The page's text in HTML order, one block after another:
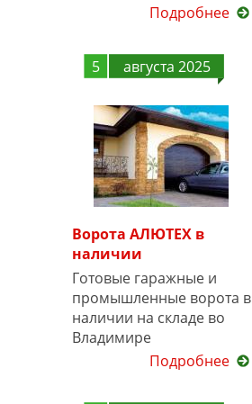
Подробнее
5 августа 2025
Ворота АЛЮТЕХ в
наличии
Готовые гаражные и
промышленные ворота в
наличии на складе во
Владимире
Подробнее